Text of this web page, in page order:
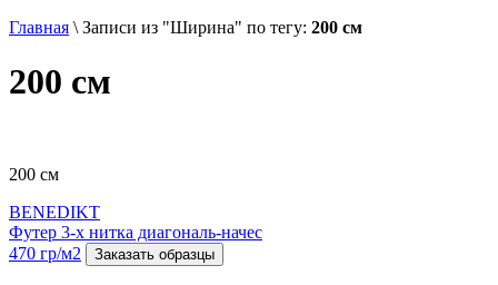
Главная \ Записи из "Ширина" по тегу: 200 см
200 см
200 см
BENEDIKT
Футер 3-х нитка диагональ-начес
470 гр/м2
Заказать образцы